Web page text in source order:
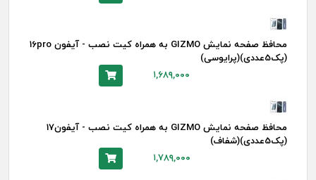
محافظ صفحه نمایش GIZMO به همراه کیت نصب - آیفون 16pro
(پک5عددی)(پرایوسی)
۱,۶۸۹,۰۰۰
محافظ صفحه نمایش GIZMO به همراه کیت نصب - آیفون17
(پک5عددی)(شفاف)
۱,۷۸۹,۰۰۰